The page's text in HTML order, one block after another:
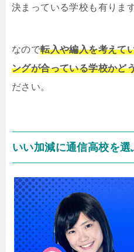
決まっている学校も有ります
なので転入や編入を考えて
ングが合っている学校かど
ださい。
いい加減に通信高校を